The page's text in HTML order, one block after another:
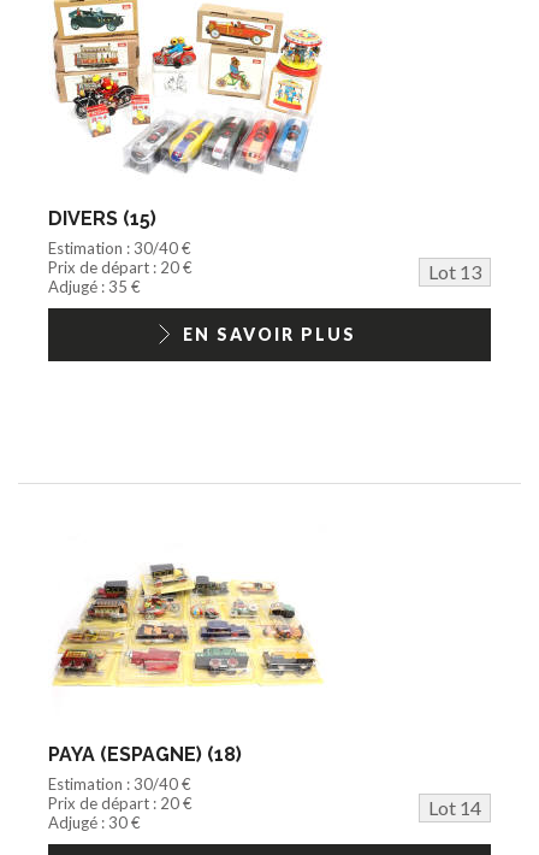
DIVERS (15)
Estimation : 30/40 €
Prix de départ : 20 €
Lot 13
Adjugé : 35 €
EN SAVOIR PLUS
PAYA (ESPAGNE) (18)
Estimation : 30/40 €
Prix de départ : 20 €
Lot 14
Adjugé : 30 €